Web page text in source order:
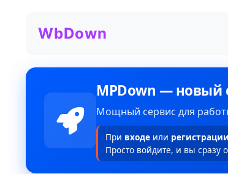
WbDown
MPDown — новый
Мощный сервис для
При входе или регистрации
Просто войдите, и вы сразу